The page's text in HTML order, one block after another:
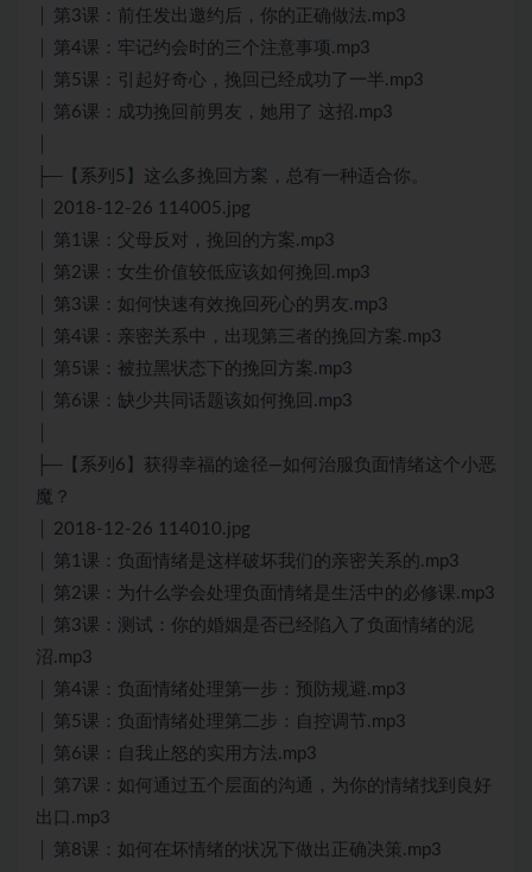
│ 第3课：前任发出邀约后，你的正确做法.mp3
│ 第4课：牢记约会时的三个注意事项.mp3
│ 第5课：引起好奇心，挽回已经成功了一半.mp3
│ 第6课：成功挽回前男友，她用了 这招.mp3
├─【系列5】这么多挽回方案，总有一种适合你。
│ 2018-12-26 114005.jpg
│ 第1课：父母反对，挽回的方案.mp3
│ 第2课：女生价值较低应该如何挽回.mp3
│ 第3课：如何快速有效挽回死心的男友.mp3
│ 第4课：亲密关系中，出现第三者的挽回方案.mp3
│ 第5课：被拉黑状态下的挽回方案.mp3
│ 第6课：缺少共同话题该如何挽回.mp3
├─【系列6】获得幸福的途径—如何治服负面情绪这个小恶
魔？
│ 2018-12-26 114010.jpg
│ 第1课：负面情绪是这样破坏我们的亲密关系的.mp3
│ 第2课：为什么学会处理负面情绪是生活中的必修课.mp3
│ 第3课：测试：你的婚姻是否已经陷入了负面情绪的泥
沼.mp3
│ 第4课：负面情绪处理第一步：预防规避.mp3
│ 第5课：负面情绪处理第二步：自控调节.mp3
│ 第6课：自我止怒的实用方法.mp3
│ 第7课：如何通过五个层面的沟通，为你的情绪找到良好
出口.mp3
│ 第8课：如何在坏情绪的状况下做出正确决策.mp3